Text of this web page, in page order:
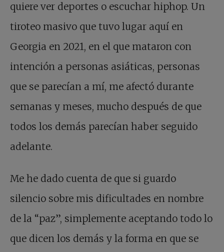
quiere ver deportes o escuchar hiphop. Un
tiroteo masivo que tuvo lugar aquí en
Georgia en 2021, en el que mataron con
intención a personas asiáticas, personas
que se parecían a mí, me afectó durante
semanas y meses, mucho después de que
todos los demás parecían haber seguido
adelante.
Me he dado cuenta de que si guardo
silencio sobre mis dificultades en nombre
de la “paz”, simplemente aceptando todo lo
que dicen los demás y la forma en que se